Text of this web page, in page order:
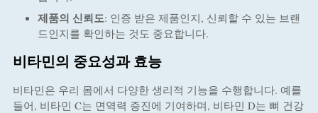
제품의 신뢰도: 인증 받은 제품인지, 신뢰할 수 있는 브랜
드인지를 확인하는 것도 중요합니다.
비타민의 중요성과 효능
비타민은 우리 몸에서 다양한 생리적 기능을 수행합니다. 예를
들어, 비타민 C는 면역력 증진에 기여하며, 비타민 D는 뼈 건강